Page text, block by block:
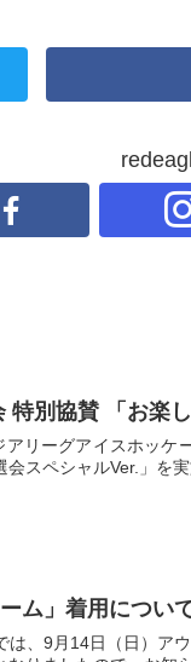
特別協賛 「お楽
リーグアイスホッケ
スペシャルVer.」を
ム」着用につい
は、9月14日（日）ア